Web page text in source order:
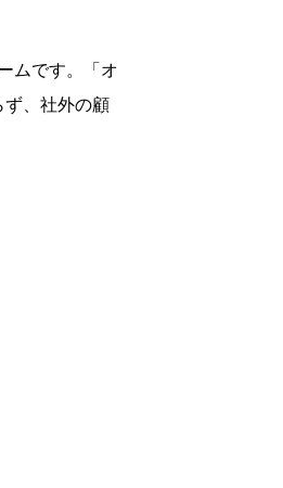
ムです。「オ
、社外の顧